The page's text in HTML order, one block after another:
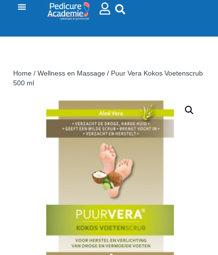
Home/ Wellness en Massage/ Puur Vera Kokos Voetenscrub
500 ml